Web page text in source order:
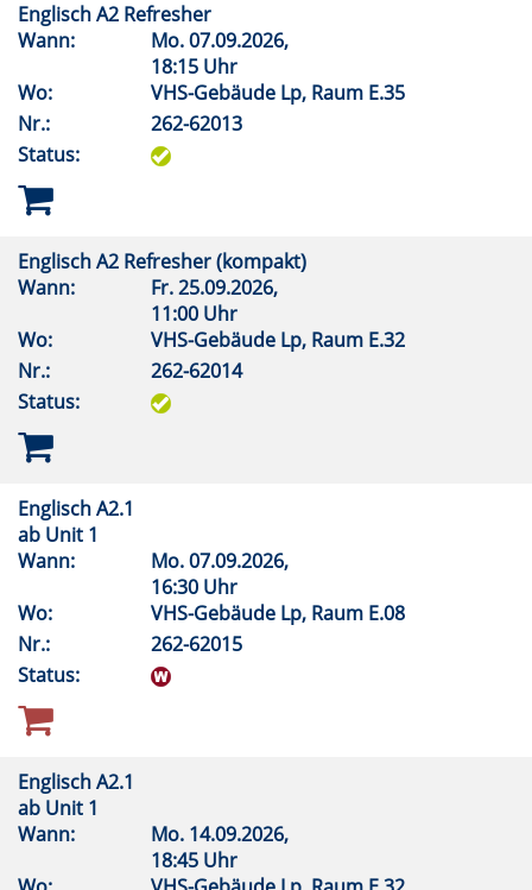
Englisch A2 Refresher
Wann:
Mo.07.09.2026,
18:15 Uhr
Wo:
VHS-Gebäude Lp, Raum E.35
Nr.:
262-62013
Status:
Englisch A2 Refresher (kompakt)
Wann:
Fr.25.09.2026,
11:00 Uhr
Wo:
VHS-Gebäude Lp, Raum E.32
Nr.:
262-62014
Status:
Englisch A2.1
ab Unit 1
Wann:
Mo.07.09.2026,
16:30 Uhr
Wo:
VHS-Gebäude Lp, Raum E.08
Nr.:
262-62015
Status:
Englisch A2.1
ab Unit 1
Wann:
Mo. 14.09.2026,
18:45 Uhr